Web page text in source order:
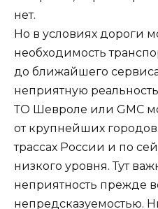
нет.
Но в условиях дороги
необходимость
до ближайшего
неприятную
ТО Шевроле или GMC
от крупнейших
трассах России и по
низкого уровня. Тут
неприятность прежде
непредсказуемостью.